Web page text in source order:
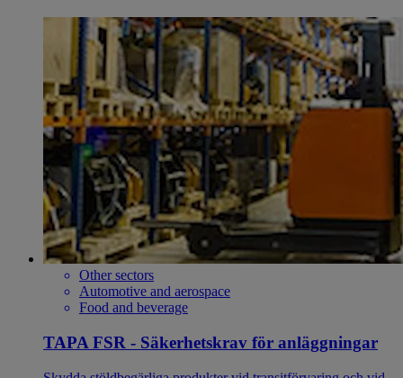
Other sectors
Automotive and aerospace
Food and beverage
TAPA FSR - Säkerhetskrav för anläggningar